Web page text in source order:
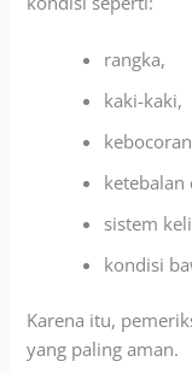
rangka,
kaki-kaki,
ketebalan
sistem
kondisi
Karena itu,
yang paling aman.